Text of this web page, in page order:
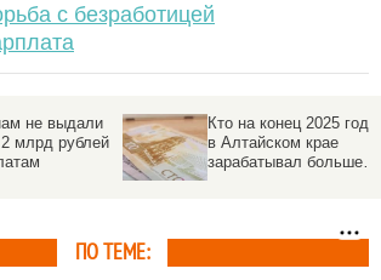
с безработицей
не выдали
млрд рублей
Кто на конец 2025 года
в Алтайском крае
зарабатывал больше
ПО ТЕМЕ: